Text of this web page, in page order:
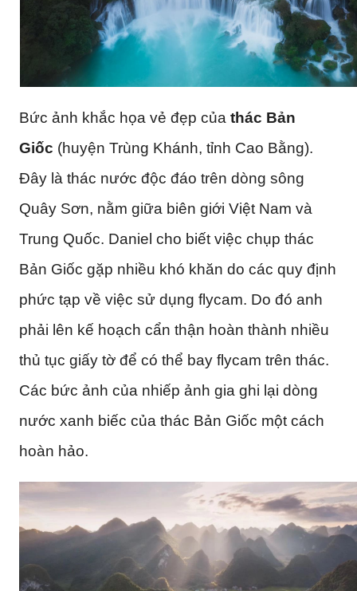
Bức ảnh khắc họa vẻ đẹp của thác Bản
Giốc (huyện Trùng Khánh, tỉnh Cao Bằng).
Đây là thác nước độc đáo trên dòng sông
Quây Sơn, nằm giữa biên giới Việt Nam và
Trung Quốc. Daniel cho biết việc chụp thác
Bản Giốc gặp nhiều khó khăn do các quy định
phức tạp về việc sử dụng flycam. Do đó anh
phải lên kế hoạch cẩn thận hoàn thành nhiều
thủ tục giấy tờ để có thể bay flycam trên thác.
Các bức ảnh của nhiếp ảnh gia ghi lại dòng
nước xanh biếc của thác Bản Giốc một cách
hoàn hảo.